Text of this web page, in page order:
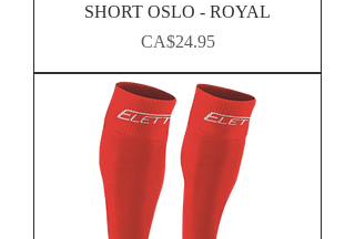
SHORT OSLO - ROYAL
Price
CA$24.95